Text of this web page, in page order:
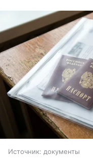
Источник: документы